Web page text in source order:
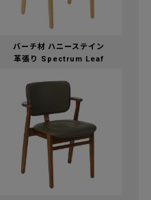
バーチ材 ハニーステイン
革張り Spectrum Leaf